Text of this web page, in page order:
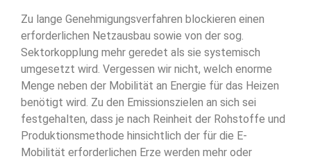
Zu lange Genehmigungsverfahren blockieren einen
erforderlichen Netzausbau sowie von der sog.
Sektorkopplung mehr geredet als sie systemisch
umgesetzt wird. Vergessen wir nicht, welch enorme
Menge neben der Mobilität an Energie für das Heizen
benötigt wird. Zu den Emissionszielen an sich sei
festgehalten, dass je nach Reinheit der Rohstoffe und
Produktionsmethode hinsichtlich der für die E-
Mobilität erforderlichen Erze werden mehr oder